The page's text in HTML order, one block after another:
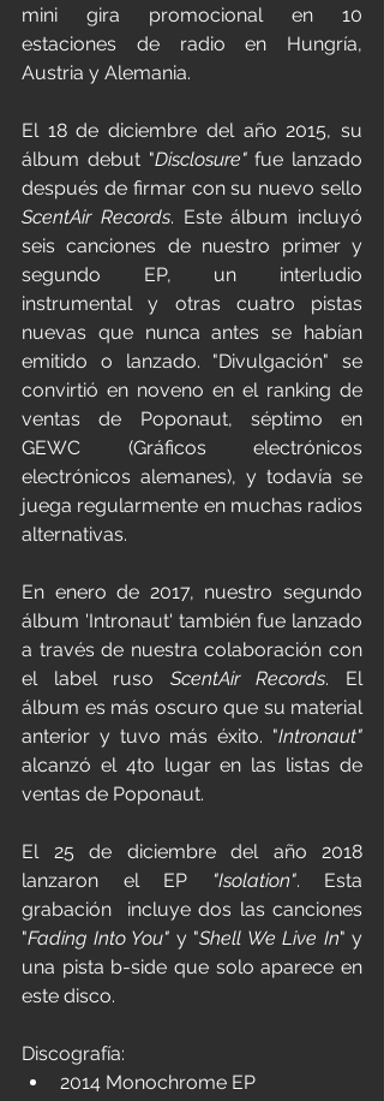
mini gira promocional en 10
estaciones de radio en Hungría,
Austria y Alemania.
El 18 de diciembre del año 2015, su
álbum debut "Disclosure" fue lanzado
ScentAir Records. Este álbum incluyó
seis canciones de nuestro primer y
segundo EP, un interludio
instrumental y otras cuatro pistas
nuevas que nunca antes se habían
emitido o lanzado. "Divulgación" se
convirtió en noveno en el ranking de
ventas de Poponaut, séptimo en
GEWC (Gráficos electrónicos
electrónicos alemanes), y todavía se
juega regularmente en muchas radios
alternativas.
En enero de 2017, nuestro segundo
álbum 'Intronaut' también fue lanzado
a través de nuestra colaboración con
el label ruso ScentAir Records. El
álbum es más oscuro que su material
anterior y tuvo más éxito. "Intronaut"
alcanzó el 4to lugar en las listas de
ventas de Poponaut.
El 25 de diciembre del año 2018
lanzaron el EP
"Isolation". Esta
grabación  incluye dos las canciones
"Fading Into You" y "Shell We Live In" y
una pista b-side que solo aparece en
este disco.
Discografía:
2014 Monochrome EP